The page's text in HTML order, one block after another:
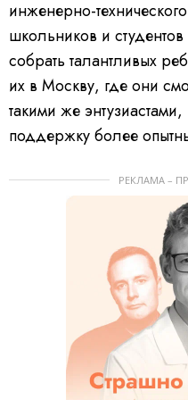
инженерно-
школьников и
собрать талантливых
их в Москву, где они
такими же
поддержку более
РЕКЛАМА –